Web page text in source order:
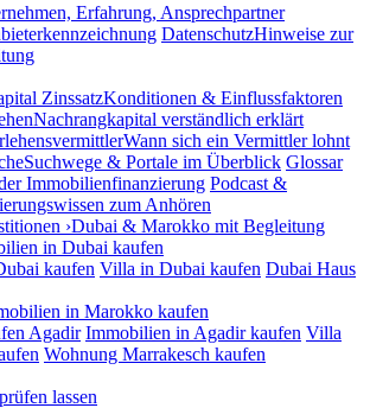
Erfahrung, Ansprechpartner
DatenschutzHinweise zur
ZinssatzKonditionen & Einflussfaktoren
Nachrangkapital verständlich erklärt
Wann sich ein Vermittler lohnt
Suchwege & Portale im Überblick Glossar
Immobilienfinanzierung Podcast &
zum Anhören
›Dubai & Marokko mit Begleitung
in Dubai kaufen
kaufen Villa in Dubai kaufen Dubai Haus
in Marokko kaufen
Agadir Immobilien in Agadir kaufen Villa
Wohnung Marrakesch kaufen
lassen